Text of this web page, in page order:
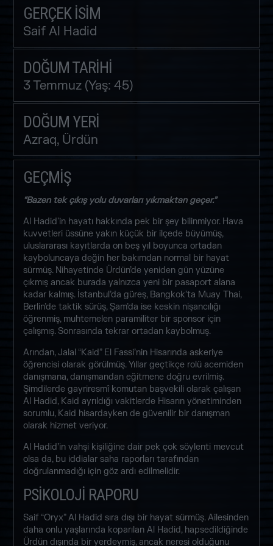
GERÇEK İSIM
Saif Al Hadid
DOĞUM TARIHI
3 Temmuz (Yaş: 45)
DOĞUM YERI
Azraq, Ürdün
GEÇMİŞ
“Bazen tek çıkış yolu duvarları yıkmaktan geçer.”
Al Hadid'in hayatı hakkında pek bir şey bilinmiyor. Hava
kuvvetleri üssüne yakın küçük bir ilçede büyümüş,
uluslararası kayıtlarda on beş yıl boyunca ortadan
kayboluncaya değin her bakımdan normal bir hayat
sürmüş. Nihayetinde Ürdün’de yeniden gün yüzüne
çıkmış ancak burada yalnızca yeni bir pasaport alana
kadar kalmış. İstanbul’da güreş, Bangkok’ta Muay Thai,
Berlin’de taktik sürüş, Şam’da ise keskin nişancılığı
öğrenmiş, muhtemelen paramiliter bir sponsor için
çalışmış. Sonrasında tekrar ortadan kaybolmuş.
Arından, Jalal “Kaid” El Fassi’nin Hisarında askeriye
öğrencisi olarak görülmüş. Yıllar geçtikçe rolü acemiden
danışmana, danışmandan eğitmene doğru evrilmiş.
Şimdilerde gayriresmî komutan başvekili olarak çalışan
Al Hadid, Kaid ayrıldığı vakitlerde Hisarın yönetiminden
sorumlu, Kaid hisardayken de güvenilir bir danışman
olarak hizmet veriyor.
Al Hadid’in vahşi kişiliğine dair pek çok söylenti mevcut
olsa da, bu iddialar saha raporları tarafından
doğrulanmadığı için göz ardı edilmelidir.
PSİKOLOJİ RAPORU
Saif “Oryx” Al Hadid sıra dışı bir hayat sürmüş. Ailesinden
daha onlu yaşlarında koparılan Al Hadid, hapsedildiğinde
Ürdün dışında bir yerdeymiş, ancak neresi olduğunu